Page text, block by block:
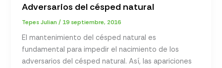
Adversarios del césped natural
Tepes Julian/ 19 septiembre, 2016
El mantenimiento del césped natural es
fundamental para impedir el nacimiento de los
adversarios del césped natural. Así, las apariciones